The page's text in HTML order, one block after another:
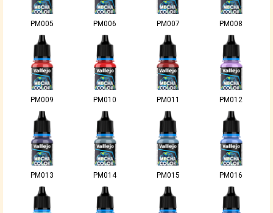
PM005 PM006 PM007 PM008
PM009 PM010 PM011 PM012
PM013 PM014 PM015 PM016